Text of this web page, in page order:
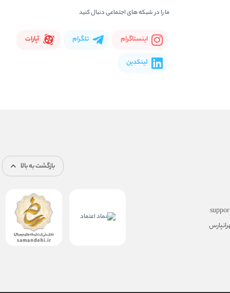
ما را در شبكه های اجتماعی دنبال کنید
اینستاگرام تلگرام آپارات
لینکدین
بازگشت به بالا